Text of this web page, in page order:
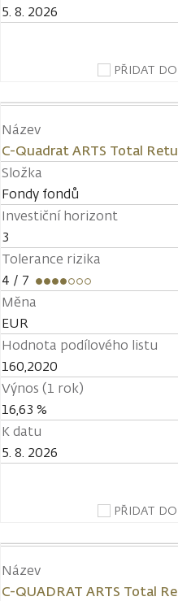
5. 8. 2026
PŘIDAT
Název
C-Quadrat ARTS Total
Složka
Fondy fondů
Investiční horizont
3
Tolerance rizika
4 / 7
Měna
EUR
Hodnota podílového listu
160,2020
Výnos (1 rok)
16,63 %
K datu
5. 8. 2026
PŘIDAT
Název
C-QUADRAT ARTS Total